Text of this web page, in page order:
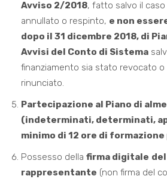
Avviso 2/2018, fatto salvo il
annullato o respinto, e non
dopo il 31 dicembre 2018, di
Avvisi del Conto di Sistema
finanziamento sia stato revocato o
rinunciato.
Partecipazione al Piano di
(indeterminati, determinati,
minimo di 12 ore di
Possesso della firma digitale
rappresentante (non firma del